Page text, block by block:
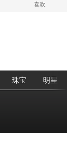
喜欢
珠宝 明星